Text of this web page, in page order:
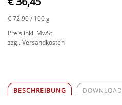
€ 72,90/ 100 g
Preis inkl. MwSt.
zzgl. Versandkosten
BESCHREIBUNG DOWNLOAD